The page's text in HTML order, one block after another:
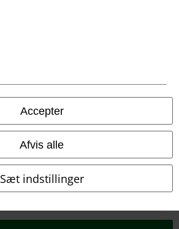
Accepter
Afvis alle
Sæt indstillinger